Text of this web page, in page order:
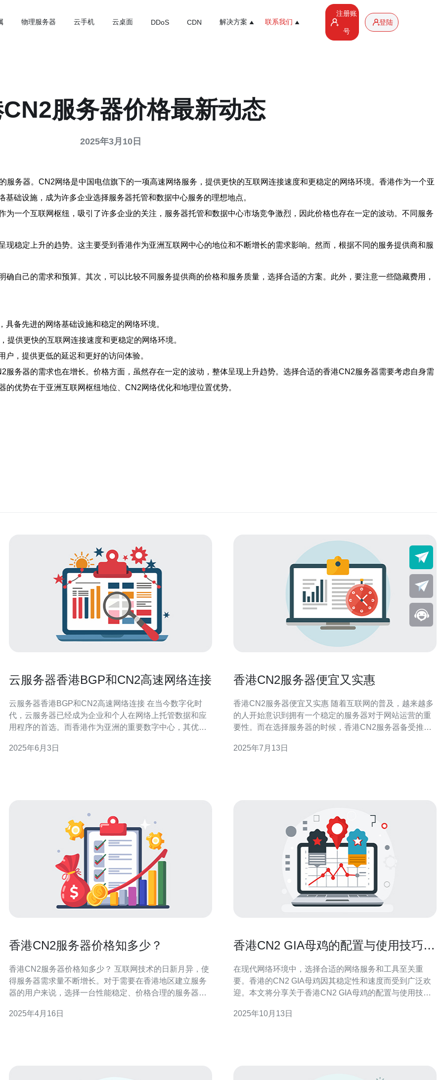
物理服务器 云手机 云桌面 DDoS CDN 解决方案 联系我们
注册账
号
登陆
服务器价格最新动态
2025年3月10日
务器。CN2网络是中国电信旗下的一项高速网络服务，提供更快的互联网连接速度和更稳定的网络环境。香港作为一个亚
础设施，成为许多企业选择服务器托管和数据中心服务的理想地点。
一个互联网枢纽，吸引了许多企业的关注，服务器托管和数据中心市场竞争激烈，因此价格也存在一定的波动。不同服务
稳定上升的趋势。这主要受到香港作为亚洲互联网中心的地位和不断增长的需求影响。然而，根据不同的服务提供商和服
自己的需求和预算。其次，可以比较不同服务提供商的价格和服务质量，选择合适的方案。此外，要注意一些隐藏费用，
备先进的网络基础设施和稳定的网络环境。
供更快的互联网连接速度和更稳定的网络环境。
，提供更低的延迟和更好的访问体验。
务器的需求也在增长。价格方面，虽然存在一定的波动，整体呈现上升趋势。选择合适的香港CN2服务器需要考虑自身需
优势在于亚洲互联网枢纽地位、CN2网络优化和地理位置优势。
云服务器香港BGP和CN2高速网络连接
云服务器香港BGP和CN2高速网络连接 在当今数字化时
代，云服务器已经成为企业和个人在网络上托管数据和应
用程序的首选。而香港作为亚洲的重要数字中心，其优越
提供商在此建立数据中心。其中，BGP和CN2高速网络连
2025年6月3日
香港CN2服务器便宜又实惠
香港CN2服务器便宜又实惠 随着互联网的普及，越来越多
的人开始意识到拥有一个稳定的服务器对于网站运营的重
要性。而在选择服务器的时候，香港CN2服务器备受推
家的服务器，香港CN2服务器的价格更具优势。由于香港
2025年7月13日
香港CN2服务器价格知多少？
香港CN2服务器价格知多少？ 互联网技术的日新月异，使
得服务器需求量不断增长。对于需要在香港地区建立服务
器的用户来说，选择一台性能稳定、价格合理的服务器是
迎的选择之一。 香港CN2服务器是指基于中国电信CN2网
2025年4月16日
香港CN2 GIA母鸡的配置与使用技巧分
在现代网络环境中，选择合适的网络服务和工具至关重
要。香港的CN2 GIA母鸡因其稳定性和速度而受到广泛欢
迎。本文将分享关于香港CN2 GIA母鸡的配置与使用技
网络性能和用户体验。 香港CN2 GIA母鸡是什么？ 香港
2025年10月13日